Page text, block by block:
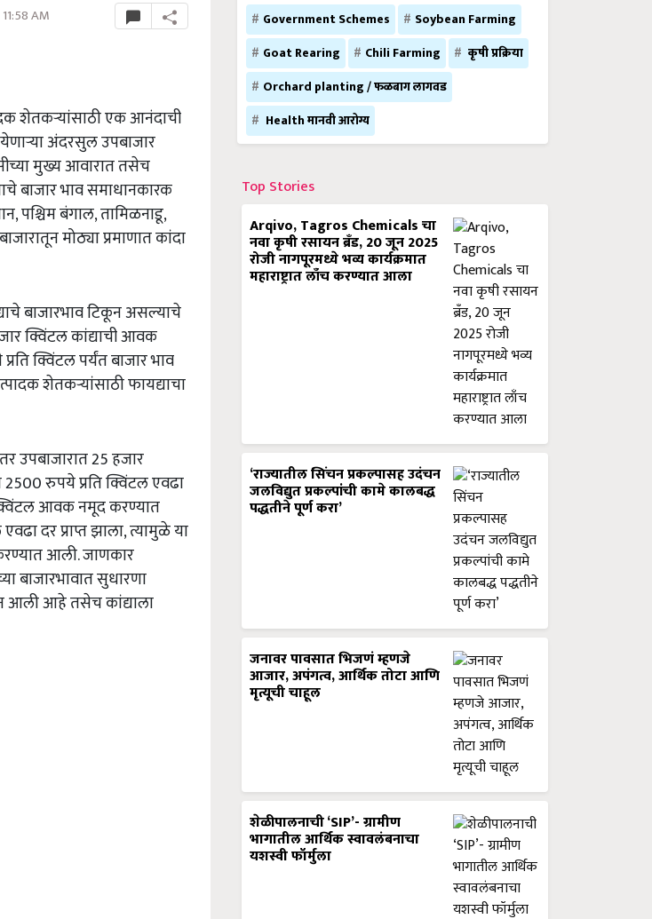
AM
शेतकऱ्यांसाठी एक आनंदाची
अंदरसुल उपबाजार
मुख्य आवारात तसेच
बाजार भाव समाधानकारक
पश्चिम बंगाल, तामिळनाडू,
मोठ्या प्रमाणात कांदा
बाजारभाव टिकून असल्याचे
क्विंटल कांद्याची आवक
क्विंटल पर्यंत बाजार भाव
शेतकऱ्यांसाठी फायद्याचा
उपबाजारात 25 हजार
रुपये प्रति क्विंटल एवढा
क्विंटल आवक नमूद करण्यात
दर प्राप्त झाला, त्यामुळे या
आली. जाणकार
बाजारभावात सुधारणा
आली आहे तसेच कांद्याला
Government Schemes
Soybean Farming
Goat Rearing
Chili Farming
कृषी प्रक्रिया
Orchard planting / फळबाग लागवड
Health मानवी आरोग्य
Top Stories
Arqivo, Tagros Chemicals चा
नवा कृषी रसायन ब्रँड, 20 जून 2025
रोजी नागपूरमध्ये भव्य कार्यक्रमात
महाराष्ट्रात लाँच करण्यात आला
‘राज्यातील सिंचन प्रकल्पासह उदंचन
जलविद्युत प्रकल्पांची कामे कालबद्ध
पद्धतीने पूर्ण करा’
जनावर पावसात भिजणं म्हणजे
आजार, अपंगत्व, आर्थिक तोटा आणि
मृत्यूची चाहूल
शेळीपालनाची ‘SIP’- ग्रामीण
भागातील आर्थिक स्वावलंबनाचा
यशस्वी फॉर्मुला